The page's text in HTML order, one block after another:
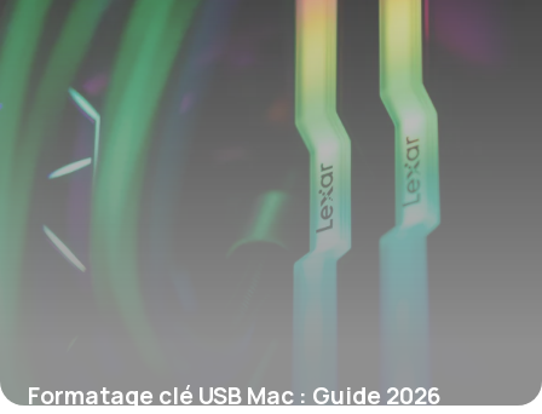
Formatage clé USB Mac : Guide 2026